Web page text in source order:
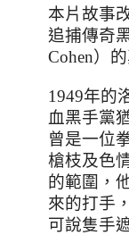
本片故事
追捕傳奇
Cohen）
1949年的
血黑手黨
曾是一位
槍枝及色
的範圍，
來的打手
可說隻手